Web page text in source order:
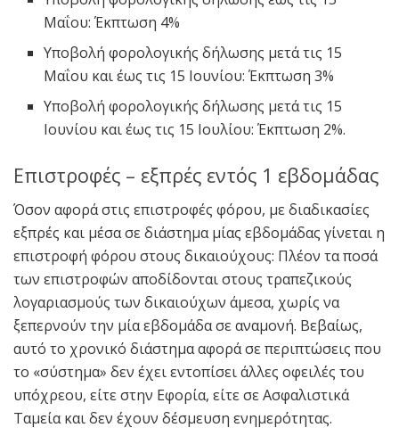
Μαΐου: Έκπτωση 4%
Υποβολή φορολογικής δήλωσης μετά τις 15
Μαΐου και έως τις 15 Ιουνίου: Έκπτωση 3%
Υποβολή φορολογικής δήλωσης μετά τις 15
Ιουνίου και έως τις 15 Ιουλίου: Έκπτωση 2%.
Επιστροφές – εξπρές εντός 1 εβδομάδας
Όσον αφορά στις επιστροφές φόρου, με διαδικασίες
εξπρές και μέσα σε διάστημα μίας εβδομάδας γίνεται η
επιστροφή φόρου στους δικαιούχους: Πλέον τα ποσά
των επιστροφών αποδίδονται στους τραπεζικούς
λογαριασμούς των δικαιούχων άμεσα, χωρίς να
ξεπερνούν την μία εβδομάδα σε αναμονή. Βεβαίως,
αυτό το χρονικό διάστημα αφορά σε περιπτώσεις που
το «σύστημα» δεν έχει εντοπίσει άλλες οφειλές του
υπόχρεου, είτε στην Εφορία, είτε σε Ασφαλιστικά
Ταμεία και δεν έχουν δέσμευση ενημερότητας.